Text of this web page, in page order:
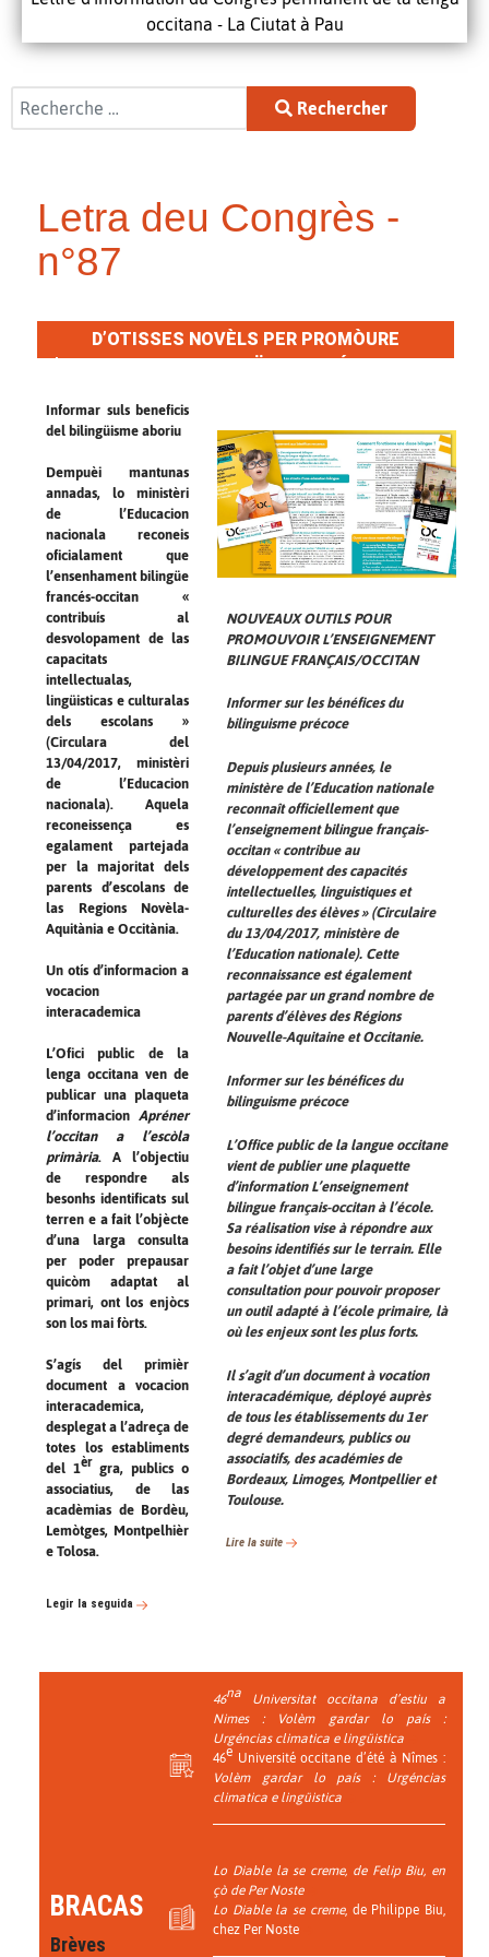
occitana - La Ciutat à Pau
Rechercher
Rechercher
Letra deu Congrès -
n°87
D’OTISSES NOVÈLS PER PROMÒURE
Informar suls beneficis
del bilingüisme aboriu
Dempuèi mantunas
annadas, lo ministèri
de l’Educacion
nacionala reconeis
oficialament que
l’ensenhament bilingüe
francés-occitan «
contribuís al
desvolopament de las
capacitats
intellectualas,
lingüisticas e culturalas
dels escolans »
(Circulara del
13/04/2017, ministèri
de l’Educacion
nacionala). Aquela
reconeissença es
egalament partejada
per la majoritat dels
parents d’escolans de
las Regions Novèla-
Aquitània e Occitània.
Un otís d’informacion a
vocacion
interacademica
L’Ofici public de la
lenga occitana ven de
publicar una plaqueta
d’informacion Apréner
l’occitan a l’escòla
primària. A l’objectiu
de respondre als
besonhs identificats sul
terren e a fait l’objècte
d’una larga consulta
per poder prepausar
quicòm adaptat al
primari, ont los enjòcs
son los mai fòrts.
S’agís del primièr
document a vocacion
interacademica,
desplegat a l’adreça de
totes los establiments
del 1èr gra, publics o
associatius, de las
acadèmias de Bordèu,
Lemòtges, Montpelhièr
e Tolosa.
Legir la seguida
NOUVEAUX OUTILS POUR
PROMOUVOIR L’ENSEIGNEMENT
BILINGUE FRANÇAIS/OCCITAN
Informer sur les bénéfices du
bilinguisme précoce
Depuis plusieurs années, le
ministère de l’Education nationale
reconnaît officiellement que
l’enseignement bilingue français-
occitan « contribue au
développement des capacités
intellectuelles, linguistiques et
culturelles des élèves » (Circulaire
du 13/04/2017, ministère de
l’Education nationale). Cette
reconnaissance est également
partagée par un grand nombre de
parents d’élèves des Régions
Nouvelle-Aquitaine et Occitanie.
Informer sur les bénéfices du
bilinguisme précoce
L’Office public de la langue occitane
vient de publier une plaquette
d’information L’enseignement
bilingue français-occitan à l’école.
Sa réalisation vise à répondre aux
besoins identifiés sur le terrain. Elle
a fait l’objet d’une large
consultation pour pouvoir proposer
un outil adapté à l’école primaire, là
où les enjeux sont les plus forts.
Il s’agit d’un document à vocation
interacadémique, déployé auprès
de tous les établissements du 1er
degré demandeurs, publics ou
associatifs, des académies de
Bordeaux, Limoges, Montpellier et
Toulouse.
Lire la suite
BRACAS
Brèves
46na Universitat occitana d’estiu a
Nimes :
Volèm gardar lo país :
Urgéncias climatica e lingüistica
46e Université occitane d’été à Nîmes :
Volèm gardar lo país : Urgéncias
climatica e lingüistica
Lo Diable la se creme, de Felip Biu, en
çò de Per Noste
Lo Diable la se creme, de Philippe Biu,
chez Per Noste